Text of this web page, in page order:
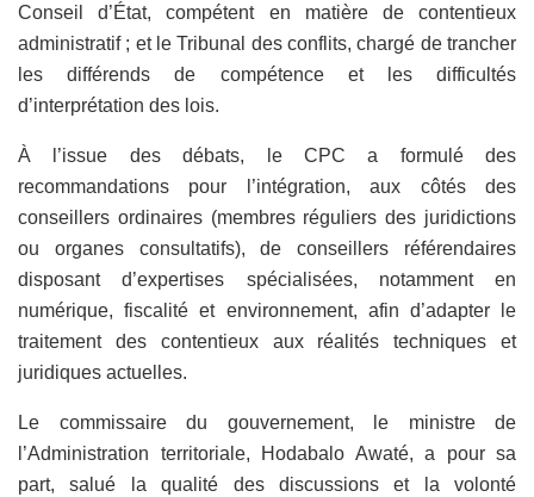
Conseil d’État, compétent en matière de contentieux
administratif ; et le Tribunal des conflits, chargé de trancher
les différends de compétence et les difficultés
d’interprétation des lois.
À l’issue des débats, le CPC a formulé des
recommandations pour l’intégration, aux côtés des
conseillers ordinaires (membres réguliers des juridictions
ou organes consultatifs), de conseillers référendaires
disposant d’expertises spécialisées, notamment en
numérique, fiscalité et environnement, afin d’adapter le
traitement des contentieux aux réalités techniques et
juridiques actuelles.
Le commissaire du gouvernement, le ministre de
l’Administration territoriale, Hodabalo Awaté, a pour sa
part, salué la qualité des discussions et la volonté